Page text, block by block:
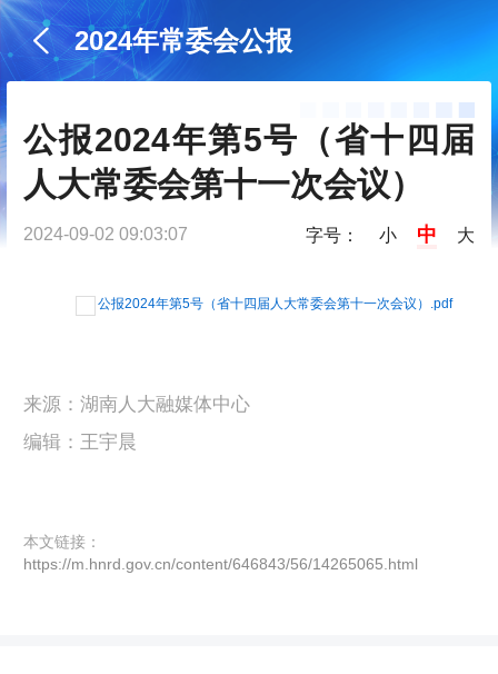
2024年常委会公报
公报2024年第5号（省十四届
人大常委会第十一次会议）
2024-09-02 09:03:07 字号： 小 中 大
公报2024年第5号（省十四届人大常委会第十一次会议）.pdf
来源：湖南人大融媒体中心
编辑：王宇晨
本文链接：
https://m.hnrd.gov.cn/content/646843/56/14265065.html